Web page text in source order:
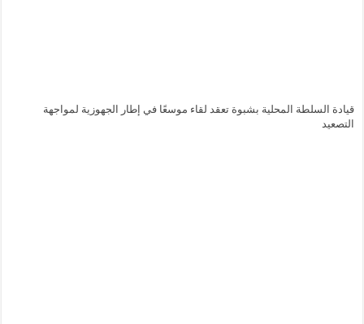
قيادة السلطة المحلية بشبوة تعقد لقاء موسعًا في إطار الجهوزية لمواجهة
التصعيد